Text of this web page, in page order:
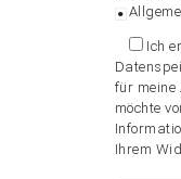
Ich
für meine
möchte
Ihrem